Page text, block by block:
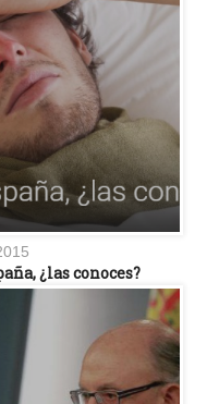
¿las conoces?